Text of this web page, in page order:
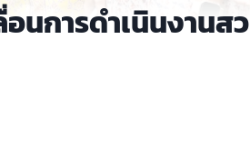
นการดำเนินงานส